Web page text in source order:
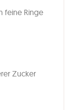
feine Ringe
Zucker